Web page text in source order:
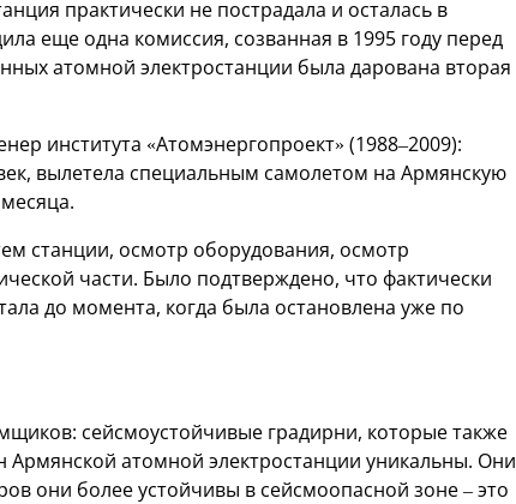
практически не пострадала и осталась в
еще одна комиссия, созванная в 1995 году перед
атомной электростанции была дарована вторая
института «Атомэнергопроект» (1988–2009):
вылетела специальным самолетом на Армянскую
станции, осмотр оборудования, осмотр
части. Было подтверждено, что фактически
до момента, когда была остановлена уже по
сейсмоустойчивые градирни, которые также
Армянской атомной электростанции уникальны. Они
они более устойчивы в сейсмоопасной зоне – это